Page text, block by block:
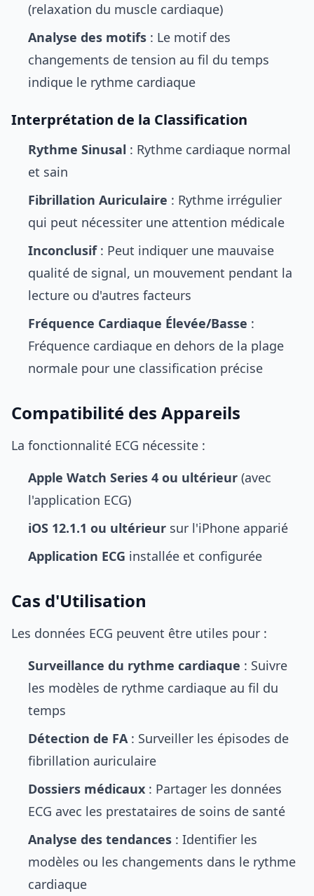
(relaxation du muscle cardiaque)
Analyse des motifs : Le motif des
changements de tension au fil du temps
indique le rythme cardiaque
Interprétation de la Classification
Rythme Sinusal : Rythme cardiaque normal
et sain
Fibrillation Auriculaire : Rythme irrégulier
qui peut nécessiter une attention médicale
Inconclusif: Peut indiquer une mauvaise
qualité de signal, un mouvement pendant la
lecture ou d'autres facteurs
Fréquence Cardiaque Élevée/Basse :
Fréquence cardiaque en dehors de la plage
normale pour une classification précise
Compatibilité des Appareils
La fonctionnalité ECG nécessite :
Apple Watch Series 4 ou ultérieur (avec
l'application ECG)
iOS 12.1.1 ou ultérieur sur l'iPhone apparié
Application ECG installée et configurée
Cas d'Utilisation
Les données ECG peuvent être utiles pour :
Surveillance du rythme cardiaque : Suivre
les modèles de rythme cardiaque au fil du
temps
Détection de FA: Surveiller les épisodes de
fibrillation auriculaire
Dossiers médicaux : Partager les données
ECG avec les prestataires de soins de santé
Analyse des tendances : Identifier les
modèles ou les changements dans le rythme
cardiaque